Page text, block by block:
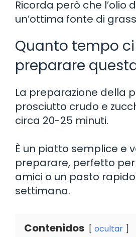
Ricorda però che l’olio
un’ottima fonte di
Quanto tempo
preparare
La preparazione della
prosciutto crudo e
circa 20-25 minuti.
È un piatto semplice e
preparare, perfetto
amici o un pasto
settimana.
Contenidos ocultar